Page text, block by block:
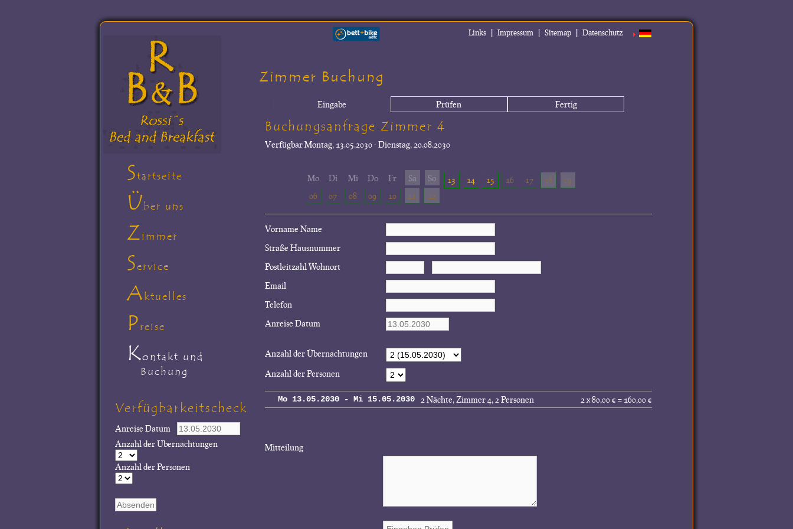
Links | Impressum | Sitemap | Datenschutz
Zimmer Buchung
Eingabe Prüfen Fertig
Buchungsanfrage Zimmer 4
VerfügbarMontag, 13.05.2030 - Dienstag, 20.08.2030
Mo
06
Di
07
Mi
08
Do
09
Fr
10
Sa
11
So
12
13 14 15 16 17 18 19
Vorname Name
Straße Hausnummer
Postleitzahl Wohnort
Email
Telefon
Anreise Datum
Anzahl der Übernachtungen
Anzahl der Personen
2 Nächte, Zimmer 4, 2 Personen 2 x 80,00 € = 160,00 €
Mo 13.05.2030 - Mi 15.05.2030
(inkl.
Mitteilung
Startseite
Über uns
Zimmer
Service
Aktuelles
Preise
Kontakt und
Buchung
Verfügbarkeitscheck
Anreise Datum
Anzahl der Übernachtungen
Anzahl der Personen